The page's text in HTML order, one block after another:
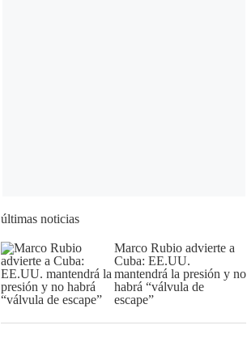
últimas noticias
Marco Rubio advierte a
Cuba: EE.UU.
mantendrá la presión y no
habrá “válvula de
escape”